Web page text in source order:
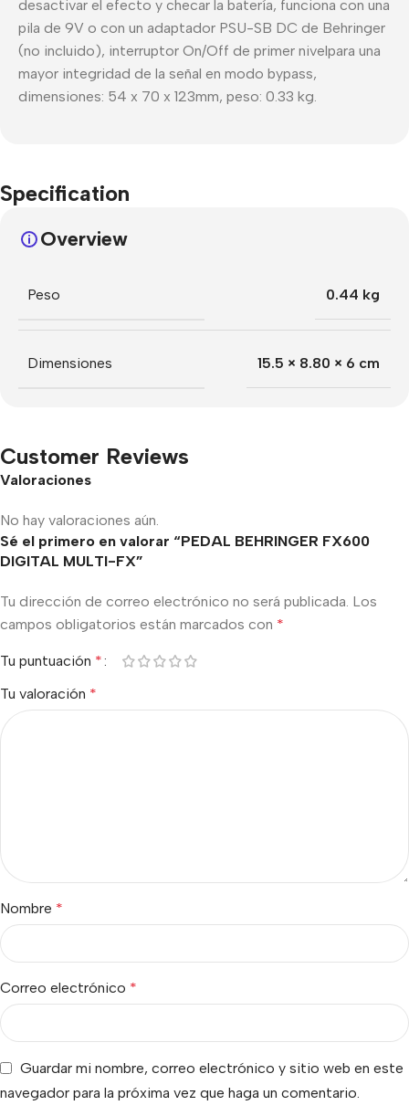
desactivar el efecto y checar la batería, funciona con una
pila de 9V o con un adaptador PSU-SB DC de Behringer
(no incluido), interruptor On/Off de primer nivelpara una
mayor integridad de la señal en modo bypass,
dimensiones: 54 x 70 x 123mm, peso: 0.33 kg.
Specification
Overview
Peso 0.44 kg
Dimensiones 15.5 × 8.80 × 6 cm
Customer Reviews
Valoraciones
No hay valoraciones aún.
Sé el primero en valorar “PEDAL BEHRINGER FX600
DIGITAL MULTI-FX”
Tu dirección de correo electrónico no será publicada. Los
campos obligatorios están marcados con *
Tu puntuación *
Tu valoración *
Nombre *
Correo electrónico *
Guardar mi nombre, correo electrónico y sitio web en este
navegador para la próxima vez que haga un comentario.